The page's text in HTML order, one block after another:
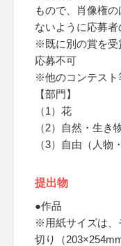
もので、肖像権
ないように応募
※既に別の賞を受
応募不可
※他のコンテスト
【部門】
（1）花
（2）自然・生き
（3）自由（人物
提出物
●作品
※用紙サイズは、
切り（